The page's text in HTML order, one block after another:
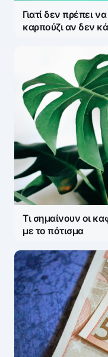
Γιατί δεν πρέπει
καρπούζι αν δεν
Τι σημαίνουν οι
με το πότισμα